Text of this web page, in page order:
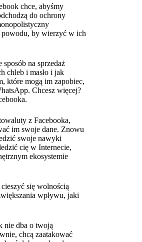
chce, abyśmy
do ochrony
powodu, by wierzyć w ich
sposób na sprzedaż
chleb i masło i jak
które mogą im zapobiec,
Chcesz więcej?
z Facebooka,
im swoje dane. Znowu
swoje nawyki
cię w Internecie,
ekosystemie
się wolnością
wpływu, jaki
nie dba o twoją
chcą zaatakować